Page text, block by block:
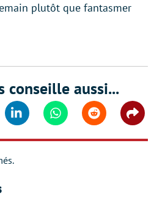
plutôt que fantasmer
conseille aussi...
Linkedin WhatsappReddit